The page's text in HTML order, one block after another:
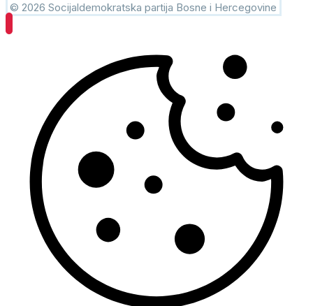
© 2026 Socijaldemokratska partija Bosne i Hercegovine